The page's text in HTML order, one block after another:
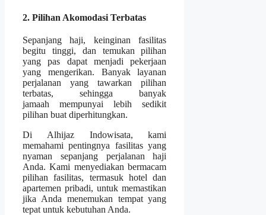
2. Pilihan Akomodasi Terbatas
Sepanjang haji, keinginan fasilitas
begitu tinggi, dan temukan pilihan
yang pas dapat menjadi pekerjaan
yang mengerikan. Banyak layanan
perjalanan yang tawarkan pilihan
terbatas, sehingga banyak
jamaah mempunyai lebih sedikit
pilihan buat diperhitungkan.
Di Alhijaz Indowisata, kami
memahami pentingnya fasilitas yang
nyaman sepanjang perjalanan haji
Anda. Kami menyediakan bermacam
pilihan fasilitas, termasuk hotel dan
apartemen pribadi, untuk memastikan
jika Anda menemukan tempat yang
tepat untuk kebutuhan Anda.